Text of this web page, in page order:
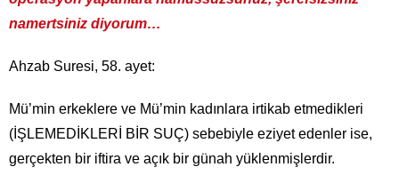
namertsiniz diyorum…
Ahzab Suresi, 58. ayet:
Mü’min erkeklere ve Mü’min kadınlara irtikab etmedikleri
(İŞLEMEDİKLERİ BİR SUÇ) sebebiyle eziyet edenler ise,
gerçekten bir iftira ve açık bir günah yüklenmişlerdir.